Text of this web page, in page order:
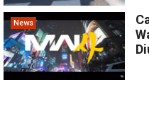
News